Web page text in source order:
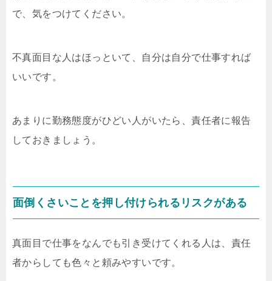
で、気をつけてください。
不真面目な人はほっといて、自分は自分で仕事すれば
いいです。
あまりに勤務態度がひどい人がいたら、責任者に報告
しておきましょう。
面倒くさいことを押し付けられるリスクがある
真面目で仕事をなんでも引き受けてくれる人は、責任
者からしても色々と頼みやすいです。